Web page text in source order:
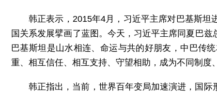
韩正表示，2015年4月，习近平主席对巴基斯
国关系发展擘画了蓝图。今天，习近平主席同夏巴
巴基斯坦是山水相连、命运与共的好朋友，中巴传
重、相互信任、相互支持、守望相助，成为不同制
韩正指出，当前，世界百年变局加速演进，国